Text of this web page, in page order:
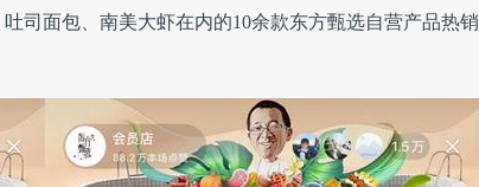
司面包、南美大虾在内的10余款东方甄选自营产品热销